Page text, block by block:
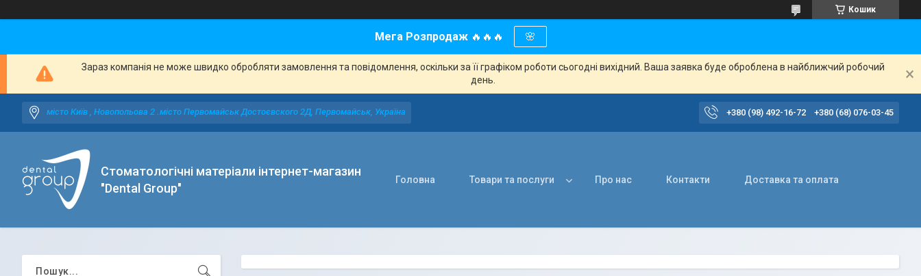
Кошик
Мега Розпродаж 🔥🔥🔥 🌸
Зараз компанія не може швидко обробляти замовлення та повідомлення, оскільки за її графіком роботи сьогодні вихідний. Ваша заявка буде оброблена в найближчий робочий
день.
місто Київ , Новопольова 2 .місто Первомайськ Достоєвского 2Д, Первомайськ, Україна +380 (98) 492-16-72 +380 (68) 076-03-45
Стоматологічні матеріали інтернет-магазин
"Dental Group"
Головна Товари та послуги Про нас Контакти Доставка та оплата